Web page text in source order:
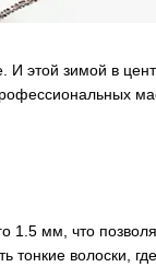
И этой зимой в
мм, что
волоски,